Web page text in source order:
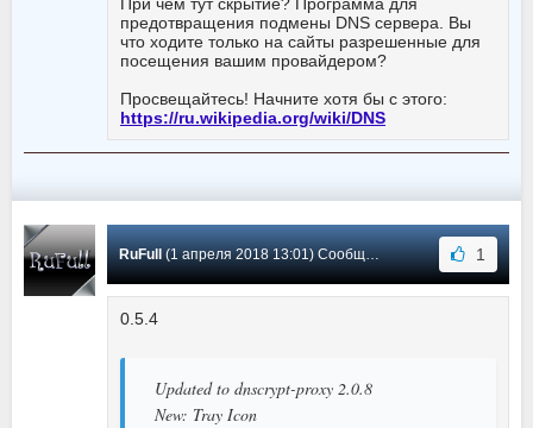
При чем тут скрытие? Программа для
предотвращения подмены DNS сервера. Вы
что ходите только на сайты разрешенные для
посещения вашим провайдером?
Просвещайтесь! Начните хотя бы с этого:
https://ru.wikipedia.org/wiki/DNS
RuFull (1 апреля 2018 13:01) Сообщение #21 1
0.5.4
Updated to dnscrypt-proxy 2.0.8
New: Tray Icon